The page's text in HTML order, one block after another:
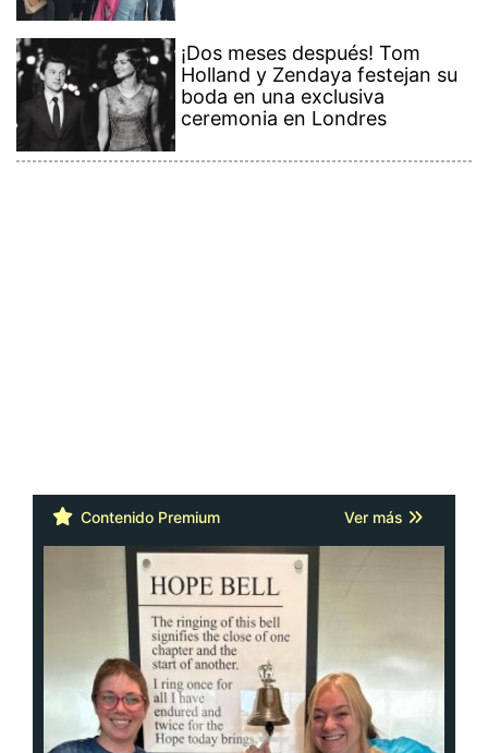
¡Dos meses después! Tom
Holland y Zendaya festejan su
boda en una exclusiva
ceremonia en Londres
Contenido Premium Ver más